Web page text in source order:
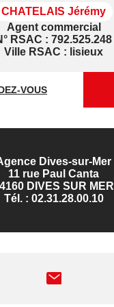
CHATELAIS Jérémy
Agent commercial
RSAC : 792.525.248
Ville RSAC : lisieux
VOUS
Dives-sur-Mer
11 rue Paul Canta
DIVES SUR MER
Tél. : 02.31.28.00.10